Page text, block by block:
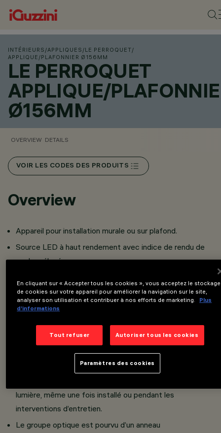
INTÉRIEURS /APPLIQUES /LE PERROQUET/
APPLIQUE/PLAFONNIER Ø156MM
LE PERROQUET
APPLIQUE/
Ø156MM
OVERVIEW DETAILS
VOIR LES CODES DES PRODUITS
Overview
Appareil pour installation murale ou sur plafond.
Source LED à haut rendement avec indice de rendu de
couleur élevé.
et matière thermoplastique.
Base de fixation en aluminium moulé sous pression.
Les rotules des articulations du projecteur permettent
d’obtenir une émission lumineuse directe ou indirecte.
Fourni avec blocages mécaniques de l’orientation ; les
mouvements de rotation et inclinaison peuvent être
lumière, même une fois installé ou pendant les
interventions d’entretien.
Le groupe optique est pourvu d’un anneau
En cliquant sur « Accepter tous les cookies », vous acceptez le stockage
de cookies sur votre appareil pour améliorer la navigation sur le site,
analyser son utilisation et contribuer à nos efforts de marketing.
Plus
d’informations
Tout refuser Autoriser tous les cookies
Paramètres des cookies